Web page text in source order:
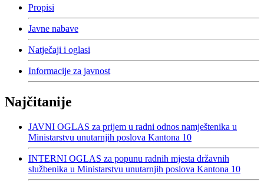
Propisi
Javne nabave
Natječaji i oglasi
Informacije za javnost
Najčitanije
JAVNI OGLAS za prijem u radni odnos namještenika u
Ministarstvu unutarnjih poslova Kantona 10
INTERNI OGLAS za popunu radnih mjesta državnih
službenika u Ministarstvu unutarnjih poslova Kantona 10